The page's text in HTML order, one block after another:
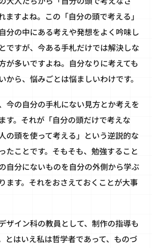
ますよね。この「自分の頭で考える」
分の中にある考えや発想をよく吟味し
ですが、今ある手札だけでは解決しな
が多いですよね。自分なりに考えても
から、悩みごとは悩ましいわけです。
今の自分の手札にない見方とか考えを
す。それが「自分の頭だけで考えな
の頭を使って考える」という逆説的な
たことです。そもそも、勉強すること
自分にないものを自分の外側から学ぶ
ます。それをおさえておくことが大事
ザイン科の教員として、制作の指導も
とはいえ私は哲学者であって、ものづ